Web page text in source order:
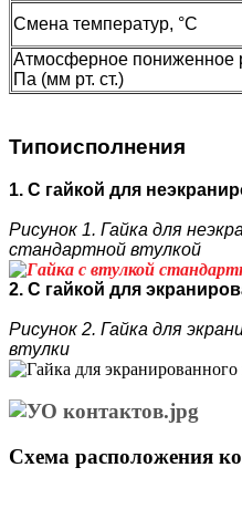
Смена температур, °C
Атмосферное пониженное
Па (мм рт. ст.)
Типоисполнения
1. С гайкой для
Рисунок 1. Гайка для
стандартной втулкой
2. С гайкой для
Рисунок 2. Гайка для
втулки
Схема расположения